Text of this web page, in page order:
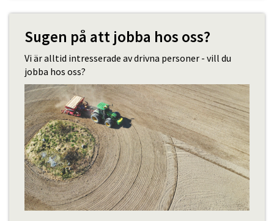
Sugen på att jobba hos oss?
Vi är alltid intresserade av drivna personer - vill du
jobba hos oss?